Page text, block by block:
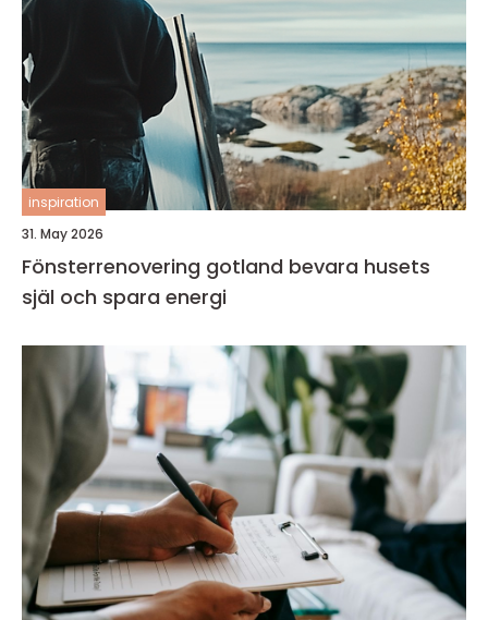
inspiration
31. May 2026
Fönsterrenovering gotland bevara husets
själ och spara energi